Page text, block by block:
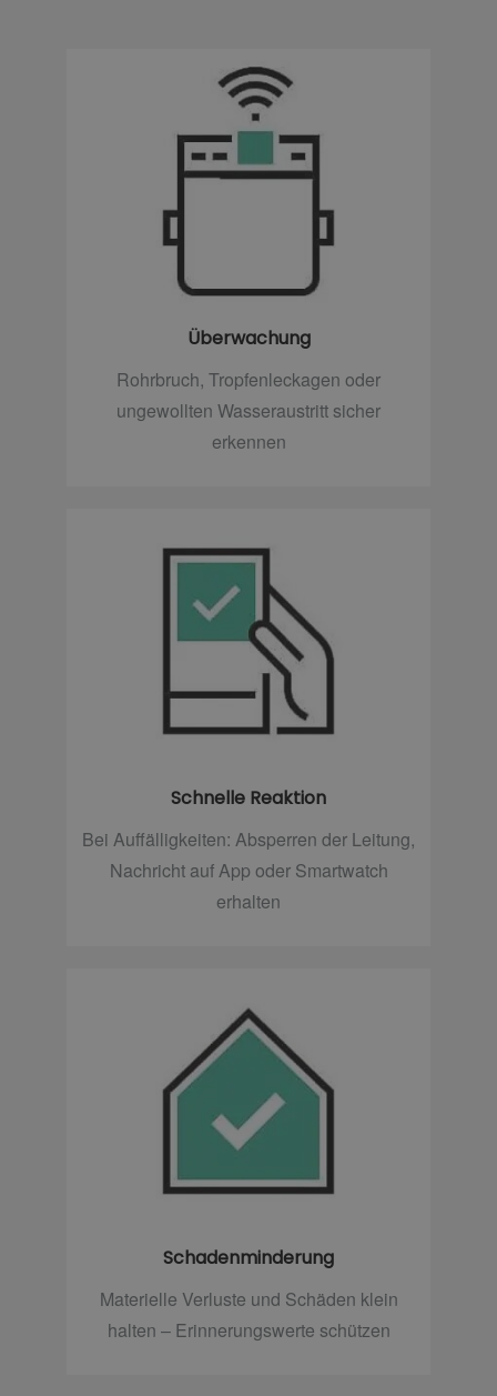
Überwachung
Rohrbruch, Tropfenleckagen oder
ungewollten Wasseraustritt sicher
erkennen
Schnelle Reaktion
Bei Auffälligkeiten: Absperren der Leitung,
Nachricht auf App oder Smartwatch
erhalten
Schadenminderung
Materielle Verluste und Schäden klein
halten – Erinnerungswerte schützen